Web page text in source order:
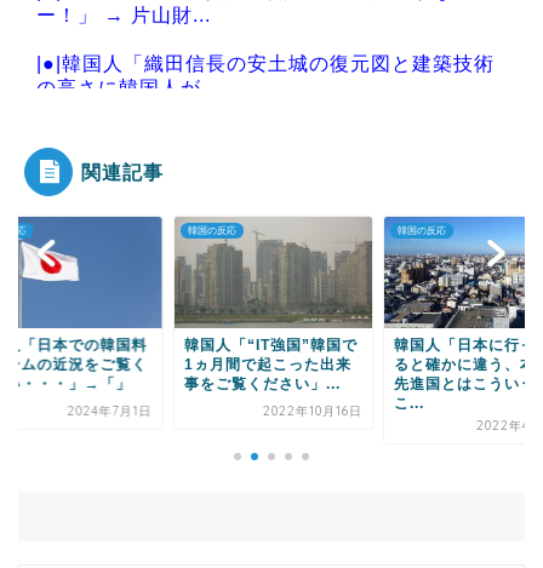
ー！」 → 片山財...
|●|韓国人「織田信長の安土城の復元図と建築技術
の高さに韓国人が...
Powered by livedoor 相互RSS
関連記事
反応
人「“IT強国”韓国で
間で起こった出来
ご覧ください」...
2022年10月16日
韓国の反応
韓国人「日本に行ってみ
ると確かに違う、本物の
先進国とはこういうと
韓国の反応
韓国人「韓国で使わ
この言葉“日本語”だ
た・・・」→「」